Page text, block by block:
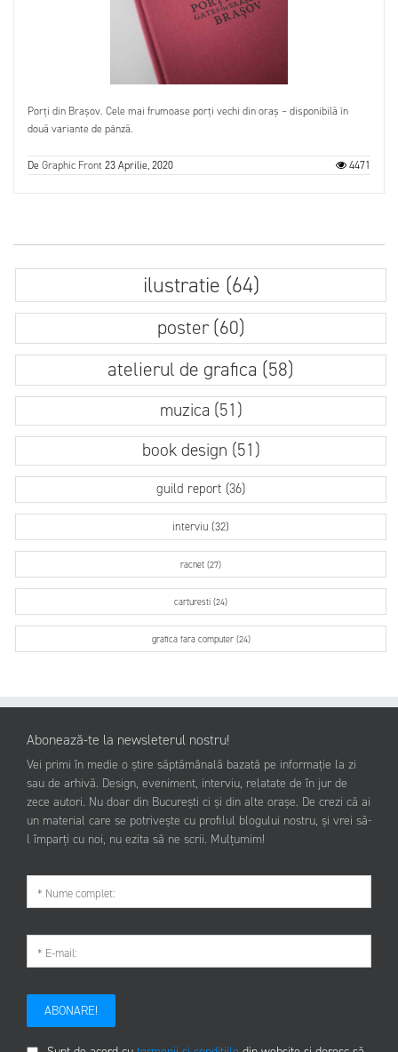
Porți din Brașov. Cele mai frumoase porți vechi din oraș – disponibilă în
două variante de pânză.
DeGraphic Front23 Aprilie, 2020 4471
ilustratie (64)
poster (60)
atelierul de grafica (58)
muzica (51)
book design (51)
guild report (36)
interviu (32)
racnet (27)
carturesti (24)
grafica fara computer (24)
Abonează-te la newsleterul nostru!
Vei primi în medie o știre săptămânală bazată pe informație la zi
sau de arhivă. Design, eveniment, interviu, relatate de în jur de
zece autori. Nu doar din București ci și din alte orașe. De crezi că ai
un material care se potrivește cu profilul blogului nostru, și vrei să-
l împarți cu noi, nu ezita să ne scrii. Mulțumim!
ABONARE!